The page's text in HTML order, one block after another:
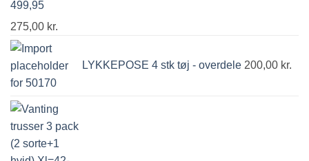
275,00 kr.
LYKKEPOSE 4 stk tøj - overdele 200,00 kr.